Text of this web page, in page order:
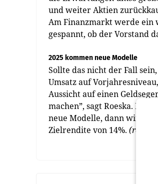
und weiter Aktien
Am Finanzmarkt werde ein
gespannt, ob der Vorstand
2025 kommen neue Modelle
Sollte das nicht der Fall
Umsatz auf
Aussicht auf einen
machen”, sagt Roeska.
neue Modelle, dann wird
Zielrendite von 14%. (red)